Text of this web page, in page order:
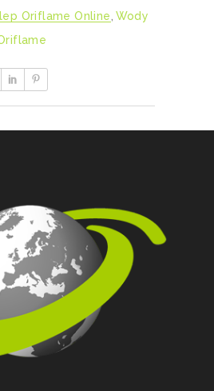
Oriflame Online Wody